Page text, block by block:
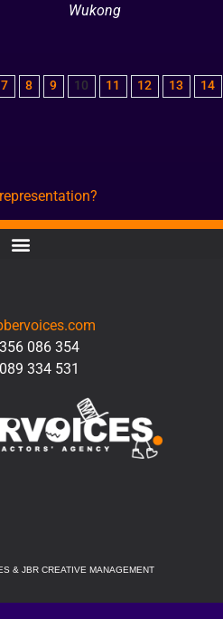
Wukong
7 8 9 10 11 12 13 14
086 354
334 531
& JBR CREATIVE MANAGEMENT